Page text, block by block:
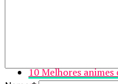
10 Melhores